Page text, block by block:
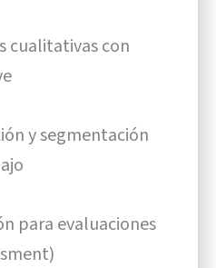
cualitativas con
y segmentación
para evaluaciones